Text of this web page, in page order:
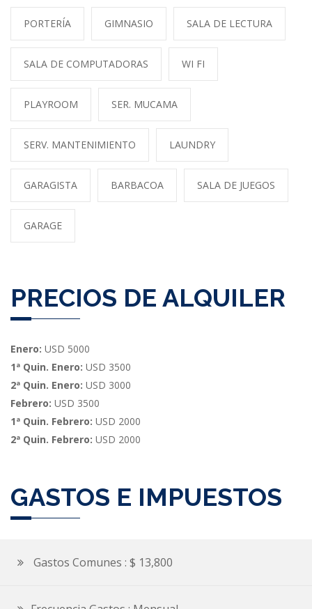
PORTERÍA GIMNASIO SALA DE LECTURA
SALA DE COMPUTADORAS WI FI
PLAYROOM SER. MUCAMA
SERV. MANTENIMIENTO LAUNDRY
GARAGISTA BARBACOA SALA DE JUEGOS
GARAGE
PRECIOS DE ALQUILER
Enero: USD 5000
1ª Quin. Enero: USD 3500
2ª Quin. Enero: USD 3000
Febrero: USD 3500
1ª Quin. Febrero: USD 2000
2ª Quin. Febrero: USD 2000
GASTOS E IMPUESTOS
Gastos Comunes : $ 13,800